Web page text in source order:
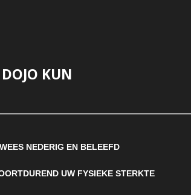
DOJO KUN
WEES NEDERIG EN BELEEFD
UW FYSIEKE STERKTE